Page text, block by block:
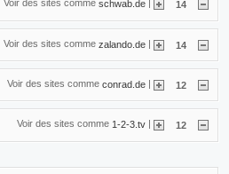
Voir des sites comme schwab.de 14
Voir des sites comme zalando.de | 14
Voir des sites comme conrad.de | 12
Voir des sites comme 1-2-3.tv | 12